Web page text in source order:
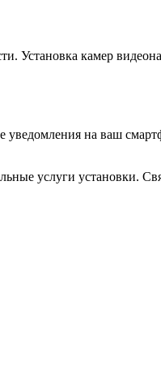
Установка камер
на ваш
услуги установки.